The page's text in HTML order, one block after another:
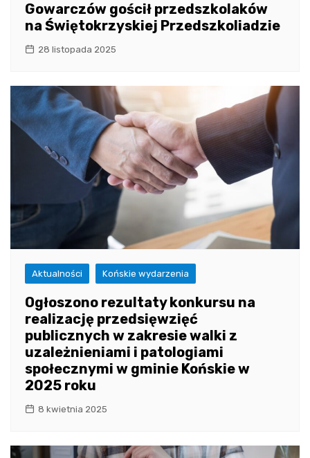
Gowarczów gościł przedszkolaków
na Świętokrzyskiej Przedszkoliadzie
28 listopada 2025
Aktualności Końskie wydarzenia
Ogłoszono rezultaty konkursu na
realizację przedsięwzięć
publicznych w zakresie walki z
uzależnieniami i patologiami
społecznymi w gminie Końskie w
2025 roku
8 kwietnia 2025